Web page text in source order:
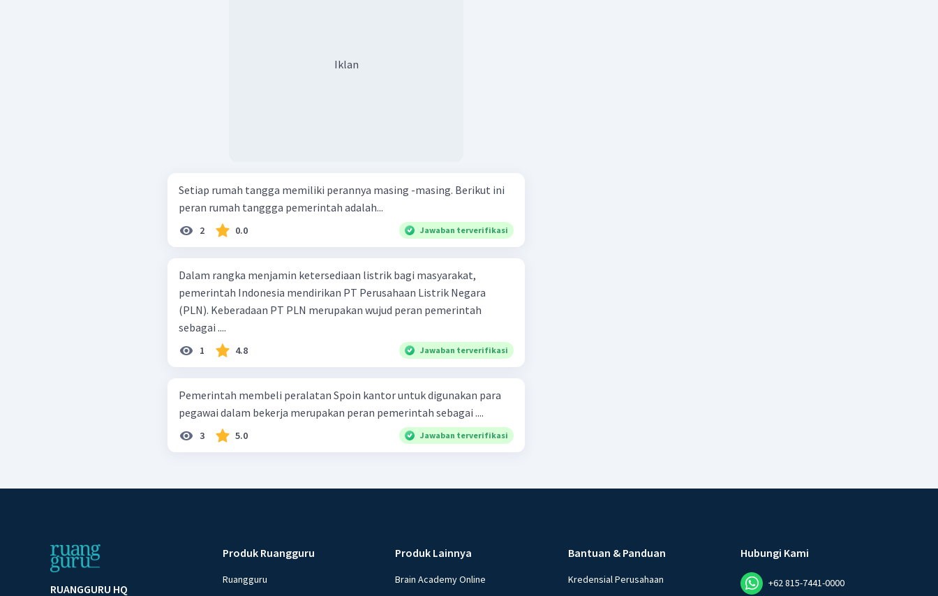
Iklan
Setiap rumah tangga memiliki perannya masing -masing. Berikut ini
peran rumah tanggga pemerintah adalah...
2 0.0 Jawaban terverifikasi
Dalam rangka menjamin ketersediaan listrik bagi masyarakat,
pemerintah Indonesia mendirikan PT Perusahaan Listrik Negara
(PLN). Keberadaan PT PLN merupakan wujud peran pemerintah
sebagai ....
1 4.8 Jawaban terverifikasi
Pemerintah membeli peralatan Spoin kantor untuk digunakan para
pegawai dalam bekerja merupakan peran pemerintah sebagai ....
3 5.0 Jawaban terverifikasi
RUANGGURU HQ
Produk Ruangguru
Ruangguru
Produk Lainnya
Brain Academy Online
Bantuan & Panduan
Kredensial Perusahaan
Hubungi Kami
+62 815-7441-0000